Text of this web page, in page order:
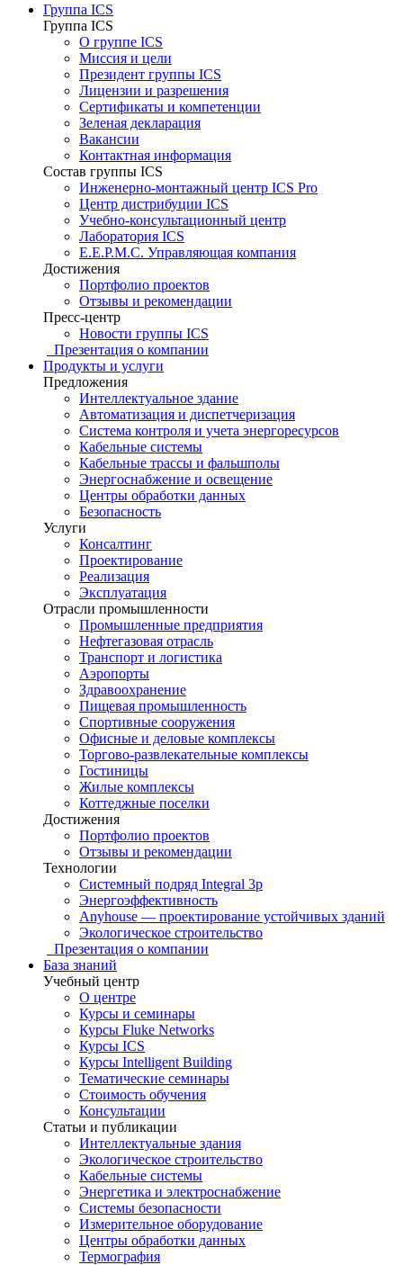
Группа ICS
Группа ICS
О группе ICS
Миссия и цели
Президент группы ICS
Лицензии и разрешения
Сертификаты и компетенции
Зеленая декларация
Вакансии
Контактная информация
Состав группы ICS
Инженерно-монтажный центр ICS Pro
Центр дистрибуции ICS
Учебно-консультационный центр
Лаборатория ICS
E.E.P.M.C. Управляющая компания
Достижения
Портфолио проектов
Отзывы и рекомендации
Пресс-центр
Новости группы ICS
Презентация о компании
Продукты и услуги
Предложения
Интеллектуальное здание
Автоматизация и диспетчеризация
Система контроля и учета энергоресурсов
Кабельные системы
Кабельные трассы и фальшполы
Энергоснабжение и освещение
Центры обработки данных
Безопасность
Услуги
Консалтинг
Проектирование
Реализация
Эксплуатация
Отрасли промышленности
Промышленные предприятия
Нефтегазовая отрасль
Транспорт и логистика
Аэропорты
Здравоохранение
Пищевая промышленность
Спортивные сооружения
Офисные и деловые комплексы
Торгово-развлекательные комплексы
Гостиницы
Жилые комплексы
Коттеджные поселки
Достижения
Портфолио проектов
Отзывы и рекомендации
Технологии
Системный подряд Integral 3p
Энергоэффективность
Anyhouse — проектирование устойчивых зданий
Экологическое строительство
Презентация о компании
База знаний
Учебный центр
О центре
Курсы и семинары
Курсы Fluke Networks
Курсы ICS
Курсы Intelligent Building
Тематические семинары
Стоимость обучения
Консультации
Статьи и публикации
Интеллектуальные здания
Экологическое строительство
Кабельные системы
Энергетика и электроснабжение
Системы безопасности
Измерительное оборудование
Центры обработки данных
Термография